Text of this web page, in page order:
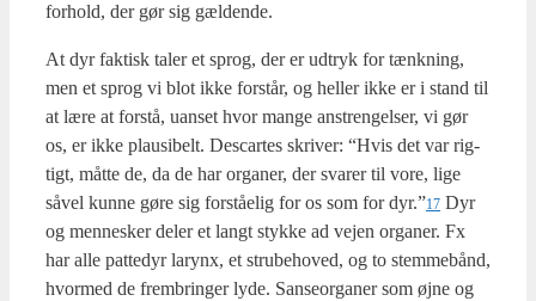
for­hold, der gør sig gæl­den­de.
At dyr fak­tisk taler et sprog, der er udtryk for tænk­ning,
men et sprog vi blot ikke for­står, og hel­ler ikke er i stand til
at lære at for­stå, uan­set hvor man­ge anstren­gel­ser, vi gør
os, er ikke plau­si­belt. Descar­tes skri­ver: “Hvis det var rig­
tigt, måt­te de, da de har orga­ner, der sva­rer til vore, lige
såvel kun­ne gøre sig for­stå­e­lig for os som for dyr.”17 Dyr
og men­ne­sker deler et langt styk­ke ad vej­en orga­ner. Fx
har alle pat­te­dyr larynx, et stru­be­ho­ved, og to stem­mebånd,
hvor­med de frem­brin­ger lyde. San­se­or­ga­ner som øjne og